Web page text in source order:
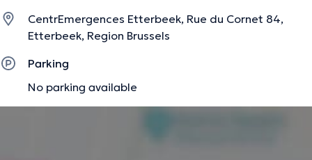
CentrEmergences Etterbeek, Rue du Cornet 84,
Etterbeek, Region Brussels
Parking
No parking available